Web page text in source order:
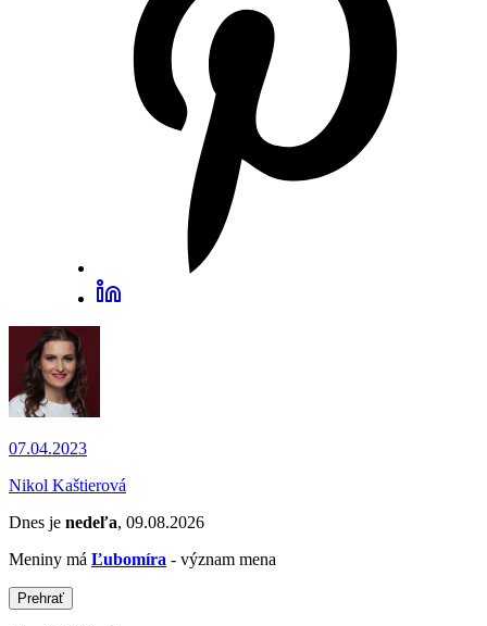
07.04.2023
Nikol Kaštierová
Dnes je nedeľa, 09.08.2026
Meniny má Ľubomíra - význam mena
Prehrať